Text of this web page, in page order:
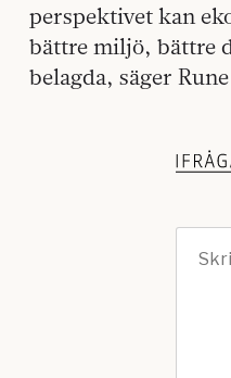
perspektivet kan
bättre miljö, bättre
belagda, säger